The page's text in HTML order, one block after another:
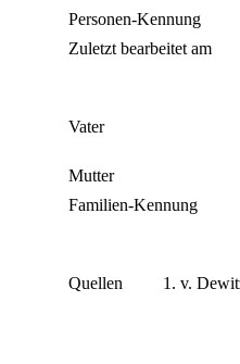
Personen-Kennung
Zuletzt bearbeitet am
Vater
Mutter
Familien-Kennung
Quellen v.